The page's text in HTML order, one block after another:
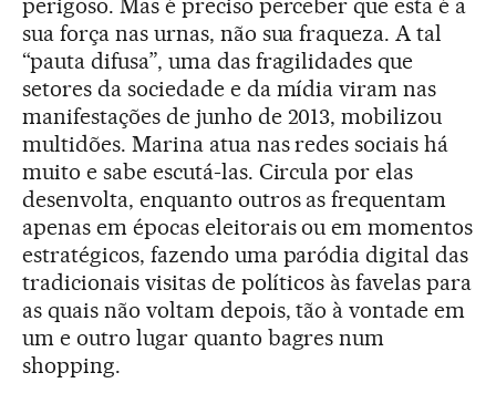
perigoso. Mas é preciso perceber que esta é a
sua força nas urnas, não sua fraqueza. A tal
“pauta difusa”, uma das fragilidades que
setores da sociedade e da mídia viram nas
manifestações de junho de 2013, mobilizou
multidões. Marina atua nas redes sociais há
muito e sabe escutá-las. Circula por elas
desenvolta, enquanto outros as frequentam
apenas em épocas eleitorais ou em momentos
estratégicos, fazendo uma paródia digital das
tradicionais visitas de políticos às favelas para
as quais não voltam depois, tão à vontade em
um e outro lugar quanto bagres num
shopping.